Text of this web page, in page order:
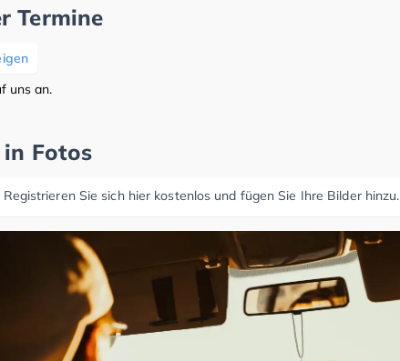
Termine
uns an.
Fotos
Sie sich hier kostenlos und fügen Sie Ihre Bilder hinzu.